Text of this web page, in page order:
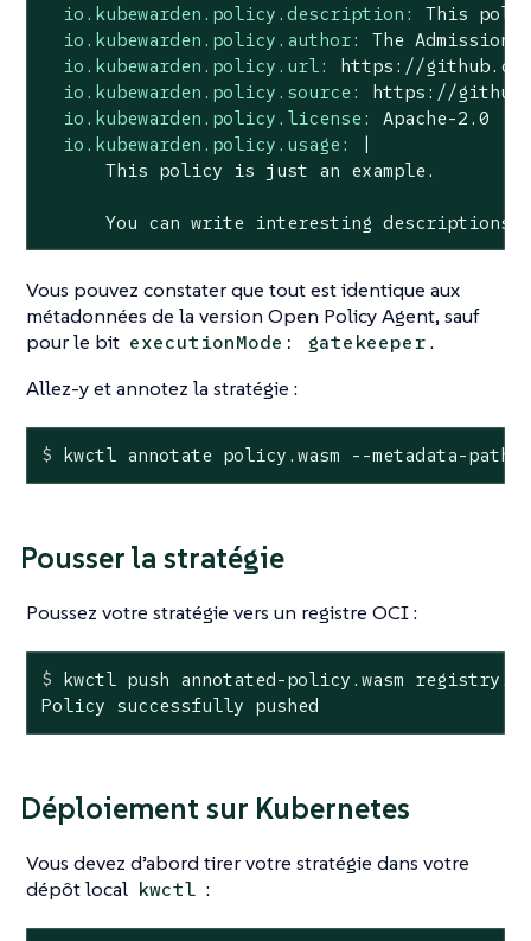
io.kubewarden.policy.description:
This
io.kubewarden.policy.author:
The Admission
io.kubewarden.policy.url:
https://
io.kubewarden.policy.source:
https://
io.kubewarden.policy.license:
Apache-2.0
io.kubewarden.policy.usage:
|
You can write interesting descriptions
Vous pouvez constater que tout est identique aux
métadonnées de la version Open Policy Agent, sauf
pour le bit executionMode: gatekeeper.
Allez-y et annotez la stratégie :
$ kwctl annotate policy.wasm --metadata-path
Pousser la stratégie
Poussez votre stratégie vers un registre OCI :
$ kwctl push annotated-policy.wasm
Policy successfully pushed
Déploiement sur Kubernetes
Vous devez d’abord tirer votre stratégie dans votre
dépôt local kwctl :